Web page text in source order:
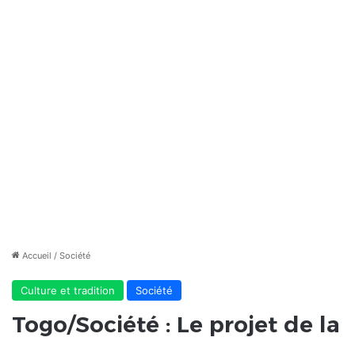
Accueil / Société
Culture et tradition Société
Togo/Société : Le projet de la